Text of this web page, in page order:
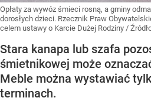
Opłaty za wywóz śmieci rosną, a gminy
dorosłych dzieci. Rzecznik Praw
celem ustawy o Karcie Dużej Rodziny /
Stara kanapa lub szafa
śmietnikowej może
Meble można wystawiać
terminach.